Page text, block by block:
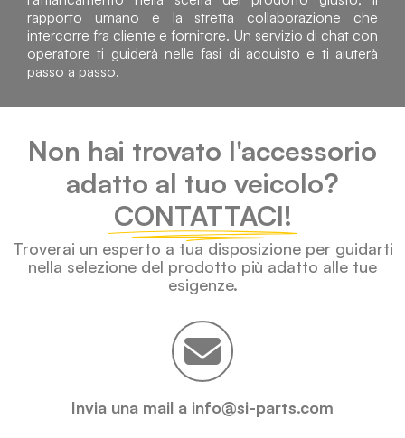
rapporto umano e la stretta collaborazione che
intercorre fra cliente e fornitore. Un servizio di chat con
operatore ti guiderà nelle fasi di acquisto e ti aiuterà
passo a passo.
Non hai trovato l'accessorio
adatto al tuo veicolo?
CONTATTACI!
Troverai un esperto a tua disposizione per guidarti
nella selezione del prodotto più adatto alle tue
esigenze.
Invia una mail a info@si-parts.com